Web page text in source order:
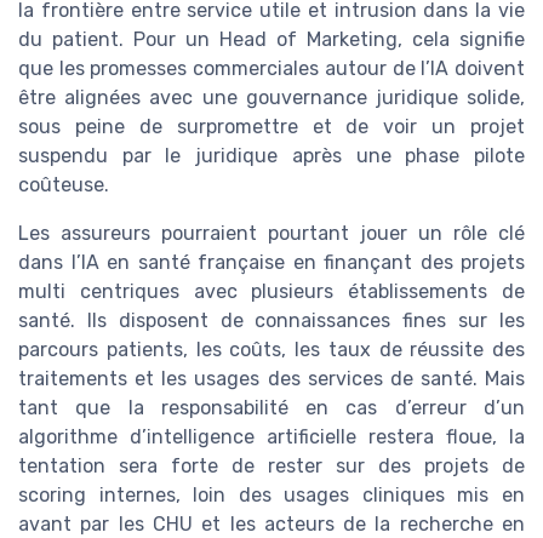
la frontière entre service utile et intrusion dans la vie
du patient. Pour un Head of Marketing, cela signifie
que les promesses commerciales autour de l’IA doivent
être alignées avec une gouvernance juridique solide,
sous peine de surpromettre et de voir un projet
suspendu par le juridique après une phase pilote
coûteuse.
Les assureurs pourraient pourtant jouer un rôle clé
dans l’IA en santé française en finançant des projets
multi centriques avec plusieurs établissements de
santé. Ils disposent de connaissances fines sur les
parcours patients, les coûts, les taux de réussite des
traitements et les usages des services de santé. Mais
tant que la responsabilité en cas d’erreur d’un
algorithme d’intelligence artificielle restera floue, la
tentation sera forte de rester sur des projets de
scoring internes, loin des usages cliniques mis en
avant par les CHU et les acteurs de la recherche en